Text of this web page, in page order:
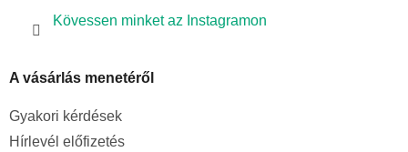
Kövessen minket az Instagramon
A vásárlás menetéről
Gyakori kérdések
Hírlevél előfizetés